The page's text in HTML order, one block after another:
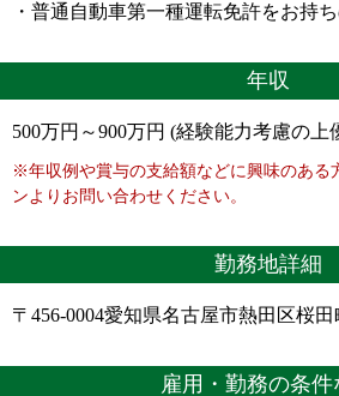
・普通自動車第一種運転免許をお持
年収
500万円～900万円 (経験能力考慮の上
※年収例や賞与の支給額などに興味のある
ンよりお問い合わせください。
勤務地詳細
〒456-0004愛知県名古屋市熱田区桜田
雇用・勤務の条件